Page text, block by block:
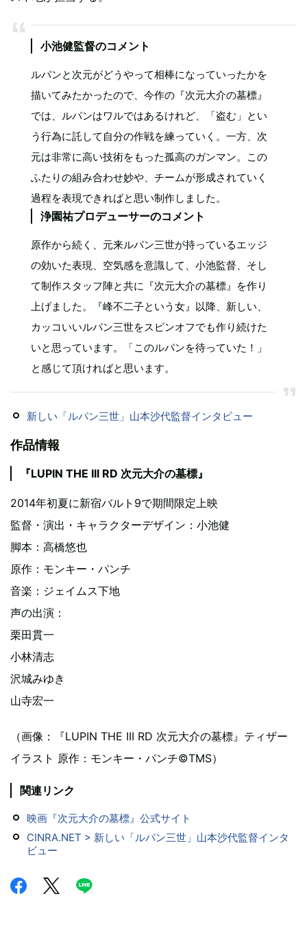
小池健監督のコメント
ルパンと次元がどうやって相棒になっていったかを
描いてみたかったので、今作の『次元大介の墓標』
では、ルパンはワルではあるけれど、「盗む」とい
う行為に託して自分の作戦を練っていく。一方、次
元は非常に高い技術をもった孤高のガンマン。この
ふたりの組み合わせ妙や、チームが形成されていく
過程を表現できればと思い制作しました。
浄園祐プロデューサーのコメント
原作から続く、元来ルパン三世が持っているエッジ
の効いた表現、空気感を意識して、小池監督、そし
て制作スタッフ陣と共に『次元大介の墓標』を作り
上げました。『峰不二子という女』以降、新しい、
カッコいいルパン三世をスピンオフでも作り続けた
いと思っています。「このルパンを待っていた！」
と感じて頂ければと思います。
新しい「ルパン三世」山本沙代監督インタビュー
作品情報
『LUPIN THE III RD 次元大介の墓標』
2014年初夏に新宿バルト9で期間限定上映
監督・演出・キャラクターデザイン：小池健
脚本：高橋悠也
原作：モンキー・パンチ
音楽：ジェイムス下地
声の出演：
栗田貫一
小林清志
沢城みゆき
山寺宏一
（画像：『LUPIN THE III RD 次元大介の墓標』ティザー
イラスト 原作：モンキー・パンチ©TMS）
関連リンク
映画『次元大介の墓標』公式サイト
CINRA.NET > 新しい「ルパン三世」山本沙代監督インタ
ビュー